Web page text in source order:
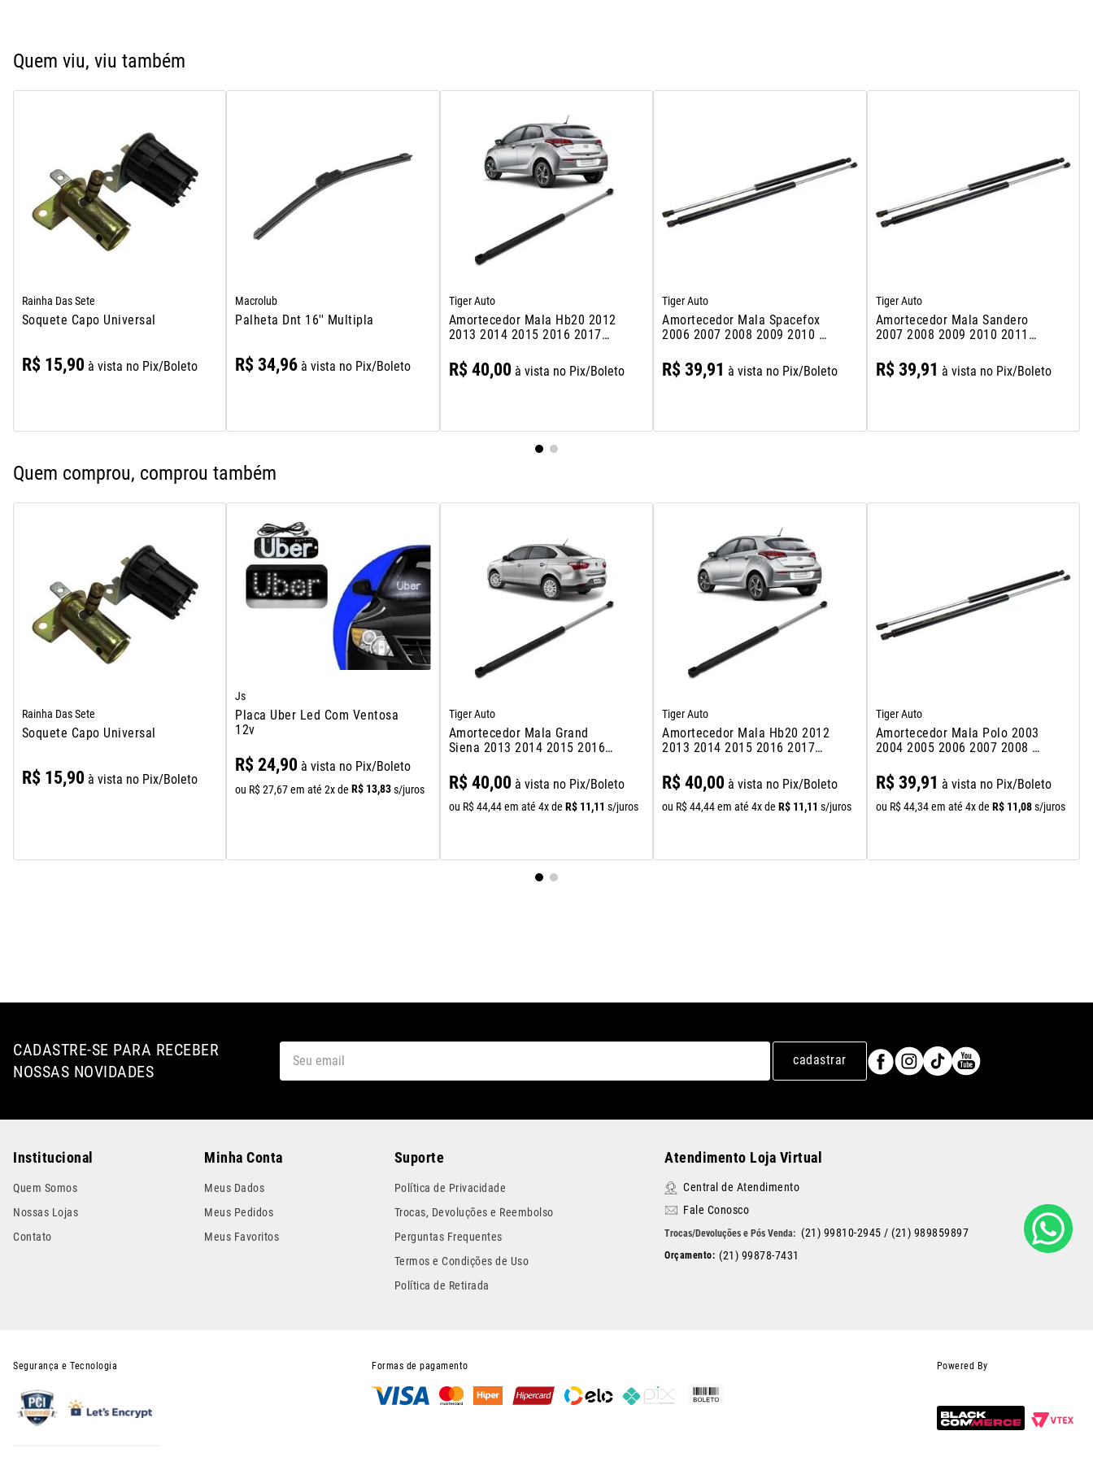
Quem viu, viu também
Rainha Das Sete
Soquete Capo Universal
R$ 15,90à vista no Pix/Boleto
Macrolub
Palheta Dnt 16'' Multipla
R$ 34,96 à vista no Pix/Boleto
Tiger Auto
Amortecedor Mala Hb20 2012
2013 2014 2015 2016 2017
R$ 40,00à vista no Pix/Boleto
Tiger Auto
Amortecedor Mala Spacefox
2006 2007 2008 2009 2010 A
R$ 39,91 à vista no Pix/Boleto
Tiger Auto
Amortecedor Mala Sandero
2007 2008 2009 2010 2011
R$ 39,91 à vista no Pix/Boleto
Quem comprou, comprou também
Rainha Das Sete
Soquete Capo Universal
R$ 15,90à vista no Pix/Boleto
Js
Placa Uber Led Com Ventosa
12v
R$ 24,90 à vista no Pix/Boleto
ou R$ 27,67 em até 2x de R$ 13,83 s/juros
Tiger Auto
Amortecedor Mala Grand
Siena 2013 2014 2015 2016
R$ 40,00à vista no Pix/Boleto
ou R$ 44,44 em até 4x de R$ 11,11 s/juros
Tiger Auto
Amortecedor Mala Hb20 2012
2013 2014 2015 2016 2017
R$ 40,00 à vista no Pix/Boleto
ou R$44,44em até 4x de R$ 11,11 s/juros
Tiger Auto
Amortecedor Mala Polo 2003
2004 2005 2006 2007 2008 A
R$ 39,91 à vista no Pix/Boleto
ou R$ 44,34 em até 4x de R$ 11,08 s/juros
CADASTRE-SE PARA RECEBER
NOSSAS NOVIDADES
cadastrar
Institucional
Quem Somos
Nossas Lojas
Contato
Minha Conta
Meus Dados
Meus Pedidos
Meus Favoritos
Suporte
Política de Privacidade
Trocas, Devoluções e Reembolso
Perguntas Frequentes
Termos e Condições de Uso
Política de Retirada
Atendimento Loja Virtual
Central de Atendimento
Fale Conosco
(21) 99810-2945 / (21) 989859897
(21) 99878-7431
Segurança e Tecnologia Formas de pagamento Powered By